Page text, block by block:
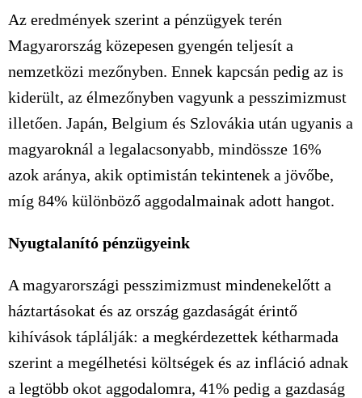
Az eredmények szerint a pénzügyek terén
Magyarország közepesen gyengén teljesít a
nemzetközi mezőnyben. Ennek kapcsán pedig az is
kiderült, az élmezőnyben vagyunk a pesszimizmust
illetően. Japán, Belgium és Szlovákia után ugyanis a
magyaroknál a legalacsonyabb, mindössze 16%
azok aránya, akik optimistán tekintenek a jövőbe,
míg 84% különböző aggodalmainak adott hangot.
Nyugtalanító pénzügyeink
A magyarországi pesszimizmust mindenekelőtt a
háztartásokat és az ország gazdaságát érintő
kihívások táplálják: a megkérdezettek kétharmada
szerint a megélhetési költségek és az infláció adnak
a legtöbb okot aggodalomra, 41% pedig a gazdaság